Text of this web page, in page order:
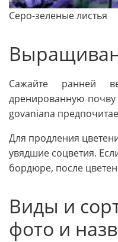
Серо-зеленые листья
Сажайте ранней
дренированную
govaniana
Для продления
увядшие соцветия.
бордюре, после
Виды и
фото и